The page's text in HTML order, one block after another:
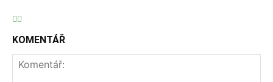
KOMENTÁŘ